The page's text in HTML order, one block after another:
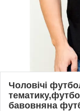
Чоловічі
бавовняна